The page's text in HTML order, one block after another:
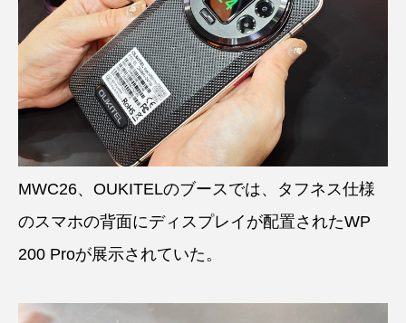
MWC26、OUKITELのブースでは、タフネス仕様
のスマホの背面にディスプレイが配置されたWP
200 Proが展示されていた。